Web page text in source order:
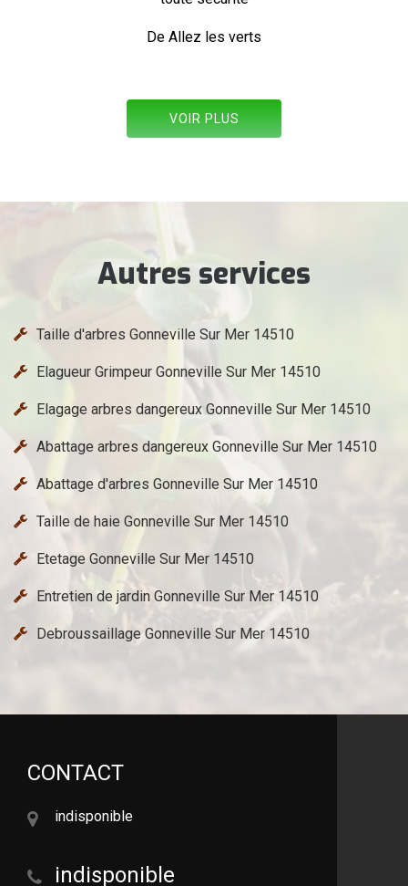
De Allez les verts
VOIR PLUS
Autres services
Taille d'arbres Gonneville Sur Mer 14510
Elagueur Grimpeur Gonneville Sur Mer 14510
Elagage arbres dangereux Gonneville Sur Mer 14510
Abattage arbres dangereux Gonneville Sur Mer 14510
Abattage d'arbres Gonneville Sur Mer 14510
Taille de haie Gonneville Sur Mer 14510
Etetage Gonneville Sur Mer 14510
Entretien de jardin Gonneville Sur Mer 14510
Debroussaillage Gonneville Sur Mer 14510
CONTACT
indisponible
indisponible